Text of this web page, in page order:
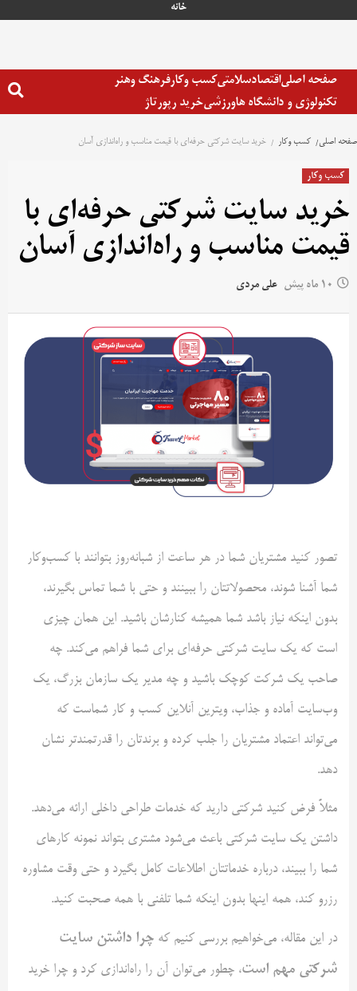
خانه
صفحه اصلیاقتصادسلامتیکسب وکارفرهنگ وهنر
تکنولوژی و دانشگاه هاورزشیخرید رپورتاژ
صفحه اصلی کسب وکار خرید سایت شرکتی حرفه‌ای با قیمت مناسب و راه‌اندازی آسان
کسب وکار
خرید سایت شرکتی حرفه‌ای با
قیمت مناسب و راه‌اندازی آسان
10 ماه پیش علی مردی
تصور کنید مشتریان شما در هر ساعت از شبانه‌روز بتوانند با کسب‌وکار
شما آشنا شوند، محصولاتتان را ببینند و حتی با شما تماس بگیرند،
بدون اینکه نیاز باشد شما همیشه کنارشان باشید. این همان چیزی
است که یک سایت شرکتی حرفه‌ای برای شما فراهم می‌کند. چه
صاحب یک شرکت کوچک باشید و چه مدیر یک سازمان بزرگ، یک
وب‌سایت آماده و جذاب، ویترین آنلاین کسب و کار شماست که
می‌تواند اعتماد مشتریان را جلب کرده و برندتان را قدرتمندتر نشان
دهد.
مثلاً فرض کنید شرکتی دارید که خدمات طراحی داخلی ارائه می‌دهد.
داشتن یک سایت شرکتی باعث می‌شود مشتری بتواند نمونه کارهای
شما را ببیند، درباره خدماتتان اطلاعات کامل بگیرد و حتی وقت مشاوره
رزرو کند، همه اینها بدون اینکه شما تلفنی با همه صحبت کنید.
در این مقاله، می‌خواهیم بررسی کنیم که چرا داشتن سایت
شرکتی مهم است، چطور می‌توان آن را راه‌اندازی کرد و چرا خرید